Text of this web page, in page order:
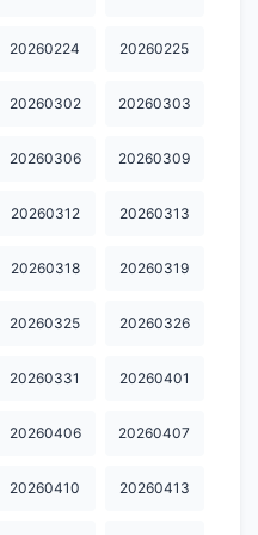
20260224 20260225
20260302 20260303
20260306 20260309
20260312 20260313
20260318 20260319
20260325 20260326
20260331 20260401
20260406 20260407
20260410 20260413